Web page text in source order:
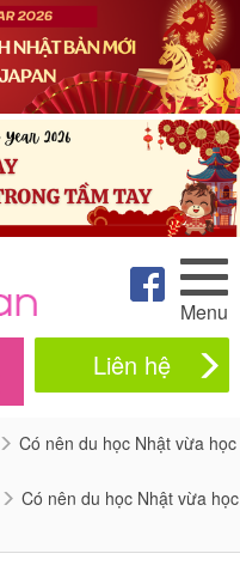
Menu
Liên hệ
Có nên du học Nhật vừa học
Có nên du học Nhật vừa học